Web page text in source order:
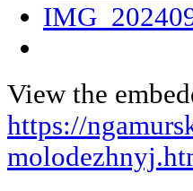
View the
https://